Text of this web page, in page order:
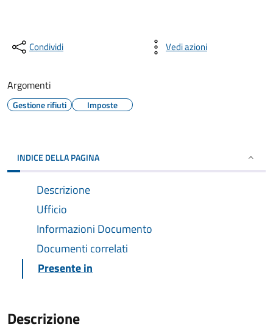
Condividi Vedi azioni
Argomenti
Gestione rifiuti Imposte
INDICE DELLA PAGINA
Descrizione
Ufficio
Informazioni Documento
Documenti correlati
Presente in
Descrizione